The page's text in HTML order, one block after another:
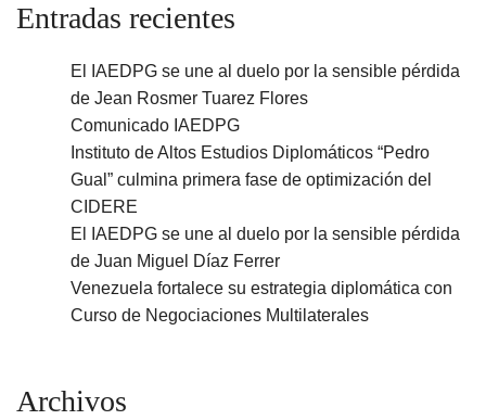
Entradas recientes
El IAEDPG se une al duelo por la sensible pérdida
de Jean Rosmer Tuarez Flores
Comunicado IAEDPG
Instituto de Altos Estudios Diplomáticos “Pedro
Gual” culmina primera fase de optimización del
CIDERE
El IAEDPG se une al duelo por la sensible pérdida
de Juan Miguel Díaz Ferrer
Venezuela fortalece su estrategia diplomática con
Curso de Negociaciones Multilaterales
Archivos